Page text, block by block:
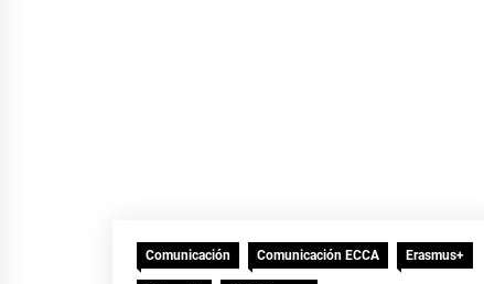
Comunicación Comunicación ECCA Erasmus+